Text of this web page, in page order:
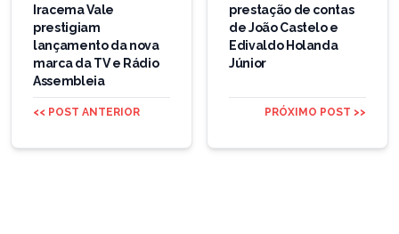
PostIracema Vale
prestigiam
lançamento da nova
marca da TV e Rádio
Assembleia
<< POST ANTERIOR
prestação de contas
de João Castelo e
Edivaldo Holanda
Júnior
PRÓXIMO POST >>